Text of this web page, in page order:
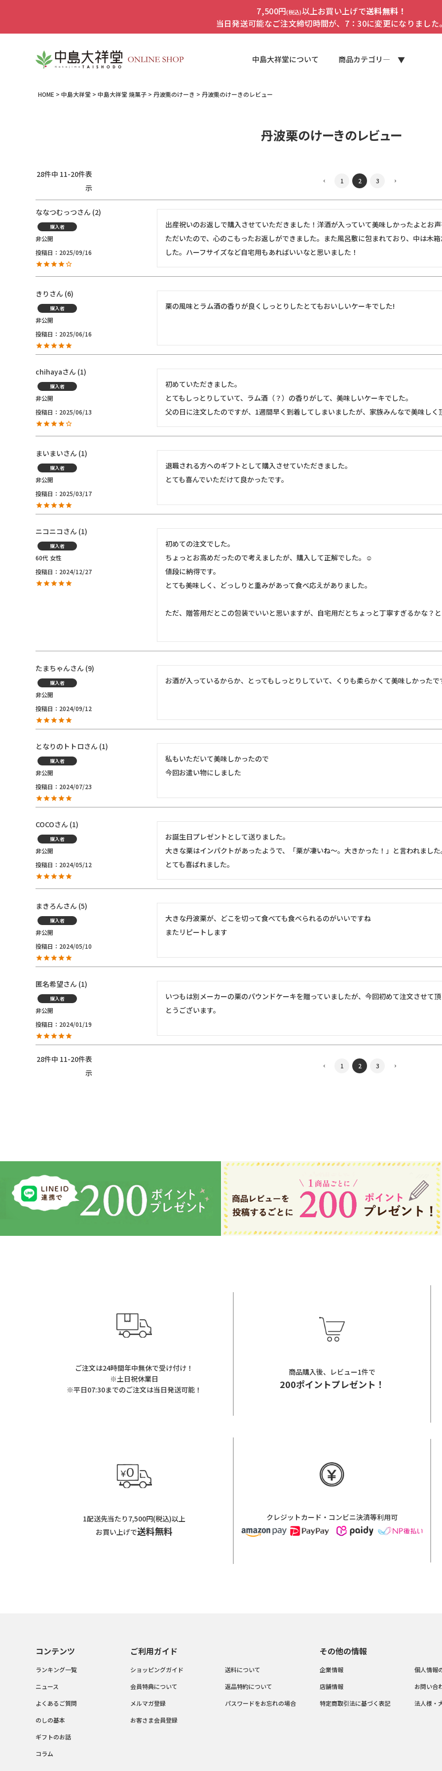
7,500円(税込)以上お買い上げで送料無料！
当日発送可能なご注文締切時間が、7：30に変更になりました
中島大祥堂について 商品カテゴリ―
HOME 中島大祥堂 中島大祥堂 焼菓子 丹波栗のけーき 丹波栗のけーきのレビュー
丹波栗のけーきのレビュー
28件中 11-20件表
示
1 2 3
ななつむっつ 2
購入者
非公開
投稿日
2025/09/16
出産祝いのお返しで購入させていただきました！洋酒が入っていて美味しかったよとお
ただいたので、心のこもったお返しができました。また風呂敷に包まれており、中は木
した。ハーフサイズなど自宅用もあればいいなと思いました！
きり 6
購入者
非公開
投稿日
2025/06/16
栗の風味とラム酒の香りが良くしっとりしたとてもおいしいケーキでした!
chihaya 1
購入者
非公開
投稿日
2025/06/13
初めていただきました。
とてもしっとりしていて、ラム酒（？）の香りがして、美味しいケーキでした。
父の日に注文したのですが、1週間早く到着してしまいましたが、家族みんなで美味しく
まいまい 1
購入者
非公開
投稿日
2025/03/17
退職される方へのギフトとして購入させていただきました。
とても喜んでいただけて良かったです。
ニコニコ 1
購入者
60代 女性
投稿日
2024/12/27
初めての注文でした。
ちょっとお高めだったので考えましたが、購入して正解でした。☺️
値段に納得です。
とても美味しく、どっしりと重みがあって食べ応えがありました。
ただ、贈答用だとこの包装でいいと思いますが、自宅用だとちょっと丁寧すぎるかな？
たまちゃん 9
購入者
非公開
投稿日
2024/09/12
お酒が入っているからか、とってもしっとりしていて、くりも柔らかくて美味しかったで
となりのトトロ 1
購入者
非公開
投稿日
2024/07/23
私もいただいて美味しかったので
今回お遣い物にしました
COCO 1
購入者
非公開
投稿日
2024/05/12
お誕生日プレゼントとして送りました。
大きな栗はインパクトがあったようで、「栗が凄いね～。大きかった！」と言われまし
とても喜ばれました。
まきろん 5
購入者
非公開
投稿日
2024/05/10
大きな丹波栗が、どこを切って食べても食べられるのがいいですね
またリピートします
匿名希望 1
購入者
非公開
投稿日
2024/01/19
いつもは別メーカーの栗のパウンドケーキを贈っていましたが、今回初めて注文させて
とうございます。
28件中 11-20件表
示
1 2 3
ご注文は24時間年中無休で受け付け！
※土日祝休業日
※平日07:30までのご注文は当日発送可能！
商品購入後、レビュー1件で
200ポイントプレゼント！
1配送先当たり7,500円(税込)以上
お買い上げで送料無料
クレジットカード・コンビニ決済等利用可
コンテンツ
ランキング一覧
ニュース
よくあるご質問
のしの基本
ギフトのお話
コラム
ご利用ガイド
ショッピングガイド
会員特典について
メルマガ登録
お客さま会員登録
送料について
返品特約について
パスワードをお忘れの場合
その他の情報
企業情報
店舗情報
特定商取引法に基づく表記
個人情報
お問い合
法人様・